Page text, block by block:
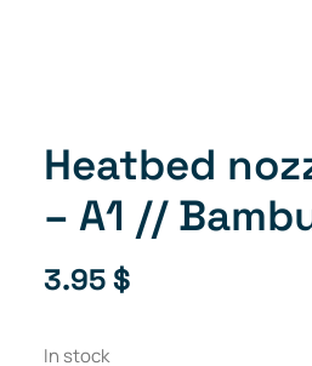
Heatbed
– A1 //
3.95$
In stock